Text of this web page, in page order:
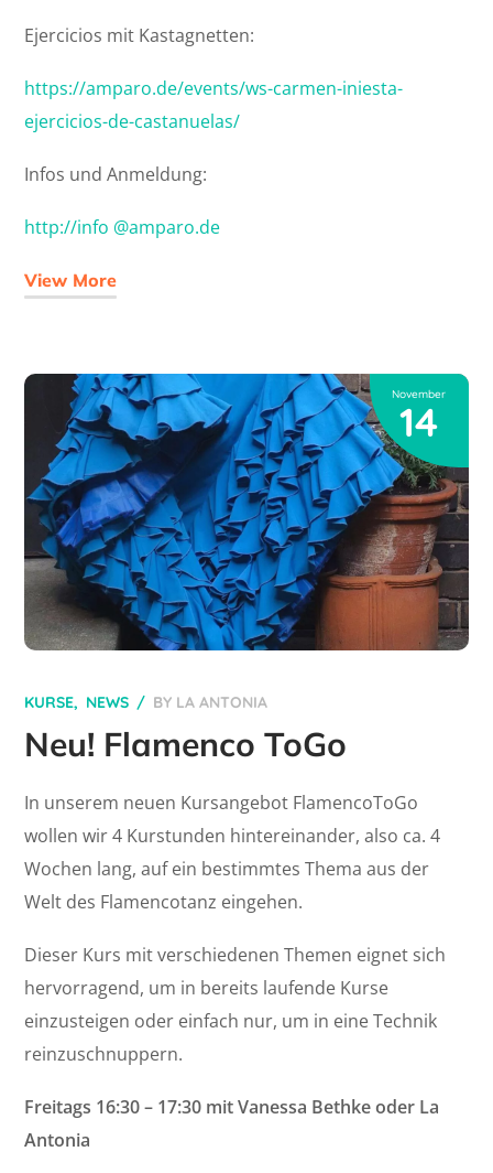
Ejercicios mit Kastagnetten:
https://amparo.de/events/ws-carmen-iniesta-
ejercicios-de-castanuelas/
Infos und Anmeldung:
http://info @amparo.de
View More
November
14
KURSE NEWS BY LA ANTONIA
Neu! Flamenco ToGo
In unserem neuen Kursangebot FlamencoToGo
wollen wir 4 Kurstunden hintereinander, also ca. 4
Wochen lang, auf ein bestimmtes Thema aus der
Welt des Flamencotanz eingehen.
Dieser Kurs mit verschiedenen Themen eignet sich
hervorragend, um in bereits laufende Kurse
einzusteigen oder einfach nur, um in eine Technik
reinzuschnuppern.
Freitags 16:30 – 17:30 mit Vanessa Bethke oder La
Antonia